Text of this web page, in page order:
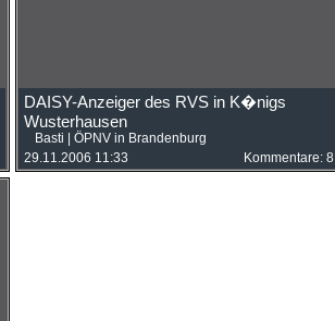
DAISY-Anzeiger des RVS in K�nigs
Wusterhausen
Basti
ÖPNV in Brandenburg
29.11.2006 11:33
Kommentare: 8